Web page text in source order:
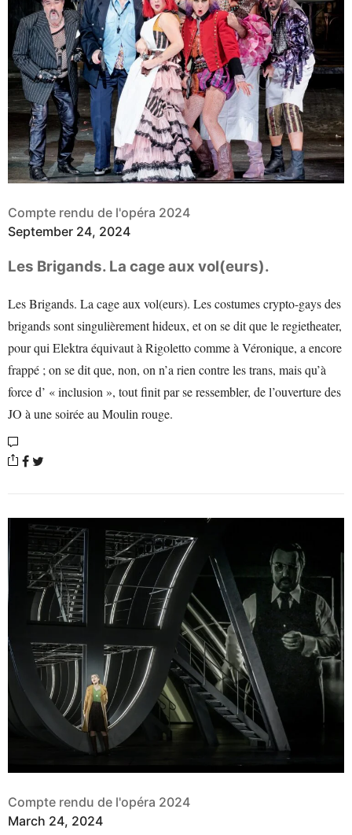
Compte rendu de l'opéra 2024
September 24, 2024
Les Brigands. La cage aux vol(eurs).
Les Brigands. La cage aux vol(eurs). Les costumes crypto-gays des
brigands sont singulièrement hideux, et on se dit que le regietheater,
pour qui Elektra équivaut à Rigoletto comme à Véronique, a encore
frappé ; on se dit que, non, on n’a rien contre les trans, mais qu’à
force d’ « inclusion », tout finit par se ressembler, de l’ouverture des
JO à une soirée au Moulin rouge.
Compte rendu de l'opéra 2024
March 24, 2024